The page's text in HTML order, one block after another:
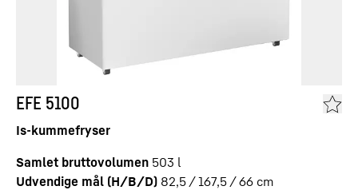
EFE 5100
Is-kummefryser
Samlet bruttovolumen 503 l
Udvendige mål (H/B/D) 82,5 / 167,5 / 66 cm